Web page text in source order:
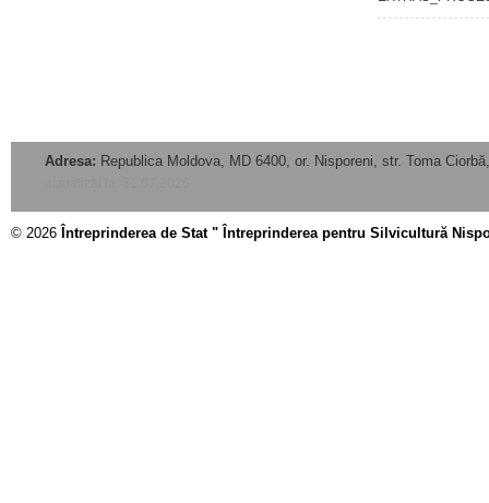
Adresa: Republica Moldova, MD 6400, or. Nisporeni, str. Toma
© 2026 Întreprinderea de Stat " Întreprinderea pentru Silvicultură